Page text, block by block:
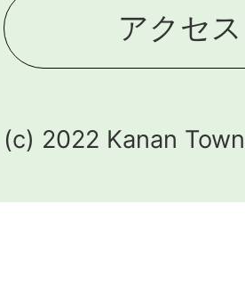
アクセス
2022 Kanan